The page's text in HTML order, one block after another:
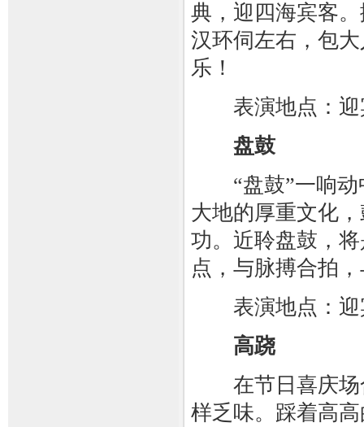
典，迎四海宾客
汉环伺左右，包
乐！
表演地点：迎
盘鼓
“盘鼓”一响动
大地的厚重文化
功。近聆盘鼓，
点，与脉搏合拍
表演地点：迎
高跷
在节日喜庆场
样乏味。踩着高